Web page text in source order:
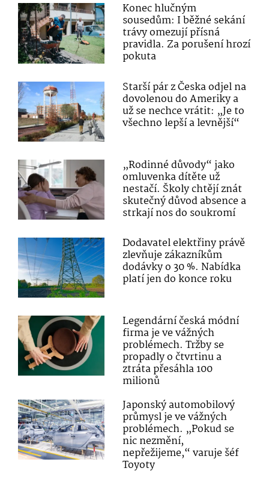
Konec hlučným
sousedům: I běžné sekání
trávy omezují přísná
pravidla. Za porušení hrozí
pokuta
Starší pár z Česka odjel na
dovolenou do Ameriky a
už se nechce vrátit: „Je to
všechno lepší a levnější“
„Rodinné důvody“ jako
omluvenka dítěte už
nestačí. Školy chtějí znát
skutečný důvod absence a
strkají nos do soukromí
Dodavatel elektřiny právě
zlevňuje zákazníkům
dodávky o 30 %. Nabídka
platí jen do konce roku
Legendární česká módní
firma je ve vážných
problémech. Tržby se
propadly o čtvrtinu a
ztráta přesáhla 100
milionů
Japonský automobilový
průmysl je ve vážných
problémech. „Pokud se
nic nezmění,
nepřežijeme,“ varuje šéf
Toyoty